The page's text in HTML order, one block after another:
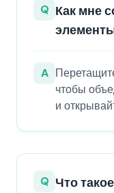
Q Как мне
A
чтобы
и
Q Что